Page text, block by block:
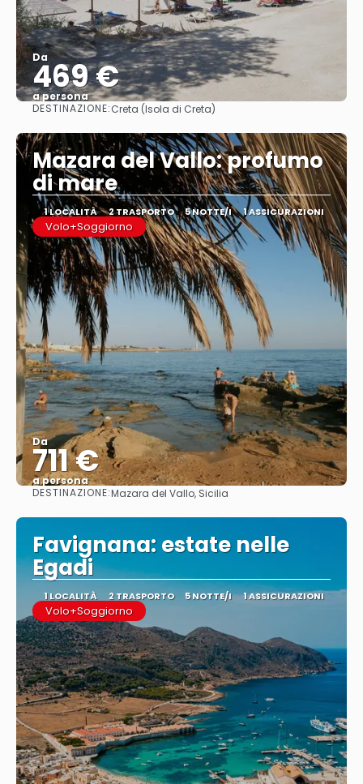
Da
469 €
a persona
Vedere
DESTINAZIONE:Creta (Isola di Creta)
Mazara del Vallo: profumo
di mare
1 LOCALITÀ 2 TRASPORTO 5 NOTTE/I 1 ASSICURAZIONI
Volo+Soggiorno
Da
711 €
a persona
Vedere
DESTINAZIONE:Mazara del Vallo, Sicilia
Favignana: estate nelle
Egadi
1 LOCALITÀ 2 TRASPORTO 5 NOTTE/I 1 ASSICURAZIONI
Volo+Soggiorno